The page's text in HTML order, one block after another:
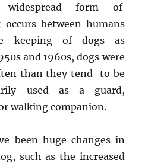
form of
between humans
keeping of dogs as
and 1960s, dogs were
than they tend to be
used as a guard,
walking companion.
been huge changes in
such as the increased